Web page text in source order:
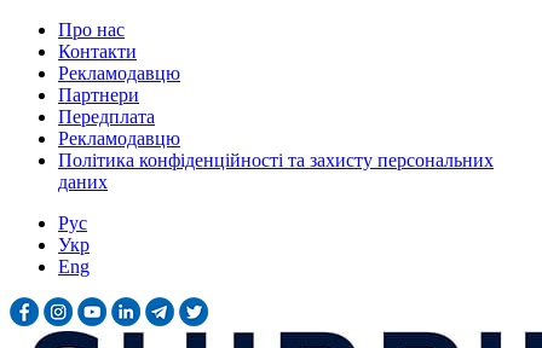
Про нас
Контакти
Рекламодавцю
Партнери
Передплата
Рекламодавцю
Політика конфіденційності та захисту персональних
даних
Рус
Укр
Eng